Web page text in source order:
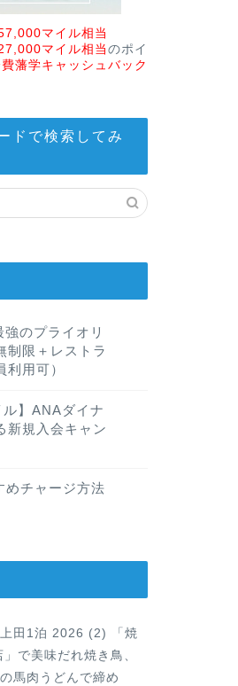
マイル相当
マイル相当のポイ
藩学キャッシュバック
ドで検索してみ
強のプライオリ
制限＋レストラ
用可）
ル】ANAダイナ
新規入会キャン
めチャージ方法
田1泊 2026 (2) 「焼
で美味だれ焼き鳥、
馬肉うどんで締め